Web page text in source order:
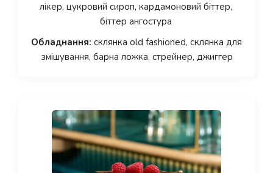
лікер, цукровий сироп, кардамоновий біттер,
біттер ангостура
Обладнання: склянка old fashioned, склянка для
змішування, барна ложка, стрейнер, джиггер